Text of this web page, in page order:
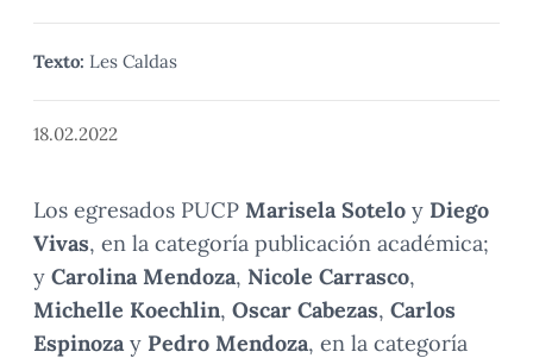
Texto: Les Caldas
18.02.2022
Los egresados PUCP Marisela Sotelo y Diego
Vivas, en la categoría publicación académica;
y Carolina Mendoza, Nicole Carrasco,
Michelle Koechlin, Oscar Cabezas, Carlos
Espinozay Pedro Mendoza, en la categoría